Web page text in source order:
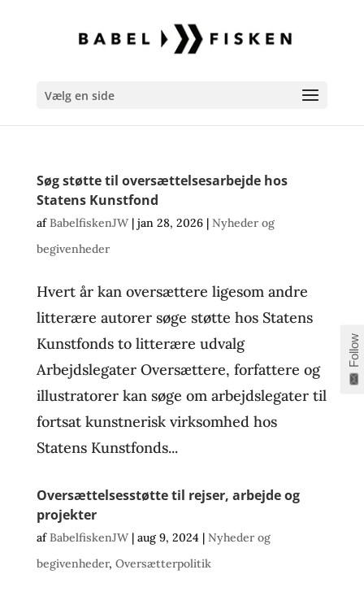
Vælg en side
Søg støtte til oversættelsesarbejde hos
Statens Kunstfond
afBabelfiskenJW| jan 28, 2026| Nyheder og
begivenheder
Hvert år kan oversættere ligesom andre
litterære autorer søge støtte hos Statens
Kunstfonds to litterære udvalg
Arbejdslegater Oversættere, forfattere og
illustratorer kan søge om arbejdslegater til
fortsat kunstnerisk virksomhed hos
Statens Kunstfonds...
Oversættelsesstøtte til rejser, arbejde og
projekter
afBabelfiskenJW| aug 9, 2024 | Nyheder og
begivenheder, Oversætterpolitik
Follow